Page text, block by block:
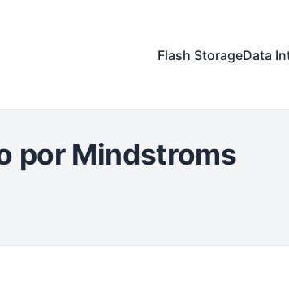
Flash StorageData
por Mindstroms